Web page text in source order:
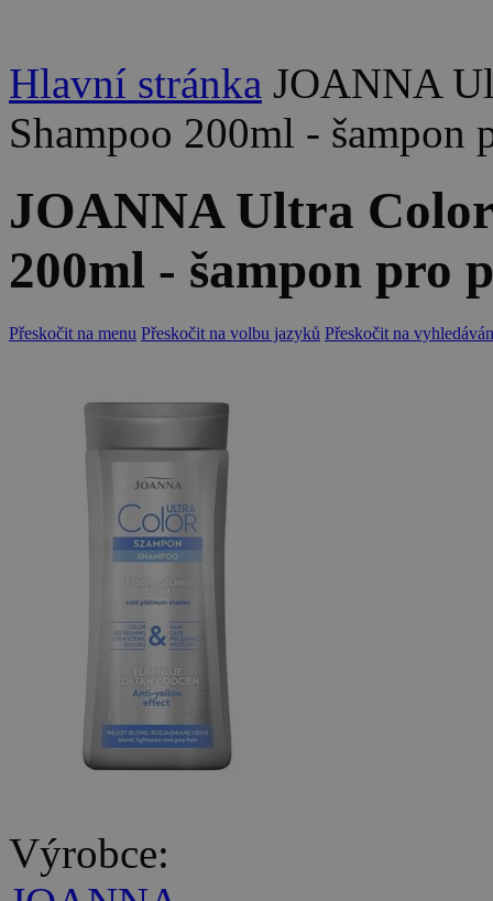
Hlavní stránka JOANNA
Shampoo 200ml -
JOANNA Ultra
200ml - šampon pro
Přeskočit na menu Přeskočit na volbu jazyků Přeskočit na
Výrobce: